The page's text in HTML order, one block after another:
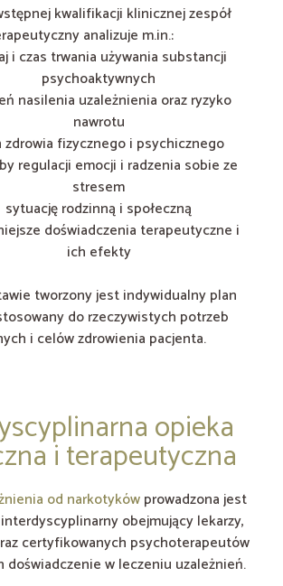
kwalifikacji klinicznej zespół
analizuje m.in.:
i czas trwania używania substancji
psychoaktywnych
nasilenia uzależnienia oraz ryzyko
nawrotu
zdrowia fizycznego i psychicznego
regulacji emocji i radzenia sobie ze
stresem
sytuację rodzinną i społeczną
doświadczenia terapeutyczne i
ich efekty
tworzony jest indywidualny plan
do rzeczywistych potrzeb
i celów zdrowienia pacjenta.
opieka
i terapeutyczna
od narkotykówprowadzona jest
obejmujący lekarzy,
certyfikowanych psychoterapeutów
doświadczenie w leczeniu uzależnień.